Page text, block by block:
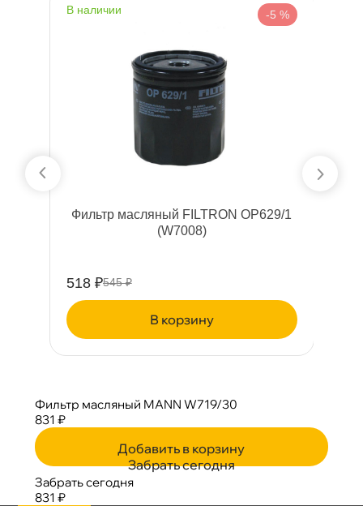
наличии -5 %
Фильтр масляный FILTRON OP629/1
(W7008)
518 ₽545 ₽
корзину
Фильтр масляный MANN W719/30
831 ₽
Добавить в корзину
Забрать сегодня
Забрать сегодня
831 ₽